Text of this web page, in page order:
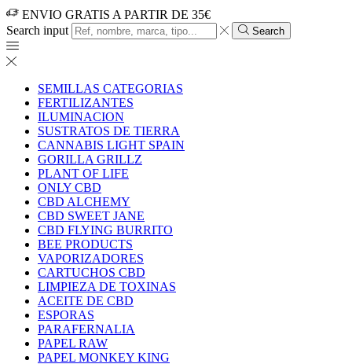
ENVIO GRATIS A PARTIR DE 35€
Search input
Search
SEMILLAS CATEGORIAS
FERTILIZANTES
ILUMINACION
SUSTRATOS DE TIERRA
CANNABIS LIGHT SPAIN
GORILLA GRILLZ
PLANT OF LIFE
ONLY CBD
CBD ALCHEMY
CBD SWEET JANE
CBD FLYING BURRITO
BEE PRODUCTS
VAPORIZADORES
CARTUCHOS CBD
LIMPIEZA DE TOXINAS
ACEITE DE CBD
ESPORAS
PARAFERNALIA
PAPEL RAW
PAPEL MONKEY KING